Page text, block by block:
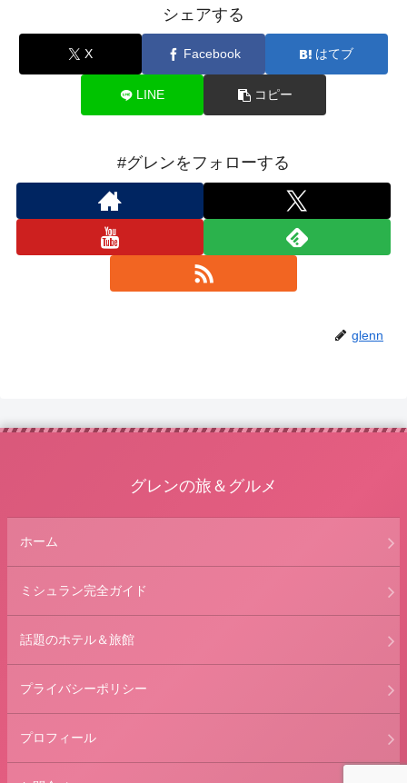
シェアする
X Facebook はてブ
LINE コピー
#グレンをフォローする
glenn
グレンの旅＆グルメ
ホーム
ミシュラン完全ガイド
話題のホテル＆旅館
プライバシーポリシー
プロフィール